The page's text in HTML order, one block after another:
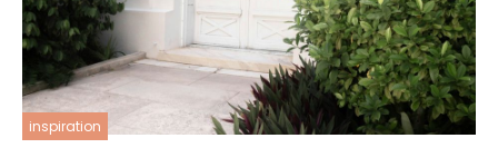
inspiration